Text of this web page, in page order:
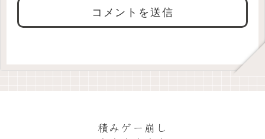
積みゲー崩し